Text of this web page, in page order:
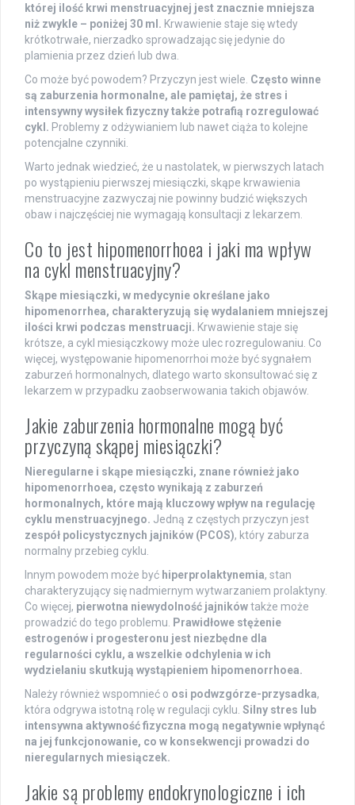
której ilość krwi menstruacyjnej jest znacznie mniejsza
niż zwykle – poniżej 30 ml. Krwawienie staje się wtedy
krótkotrwałe, nierzadko sprowadzając się jedynie do
plamienia przez dzień lub dwa.
Co może być powodem? Przyczyn jest wiele. Często winne
są zaburzenia hormonalne, ale pamiętaj, że stres i
intensywny wysiłek fizyczny także potrafią rozregulować
cykl. Problemy z odżywianiem lub nawet ciąża to kolejne
potencjalne czynniki.
Warto jednak wiedzieć, że u nastolatek, w pierwszych latach
po wystąpieniu pierwszej miesiączki, skąpe krwawienia
menstruacyjne zazwyczaj nie powinny budzić większych
obaw i najczęściej nie wymagają konsultacji z lekarzem.
Co to jest hipomenorrhoea i jaki ma wpływ
na cykl menstruacyjny?
Skąpe miesiączki, w medycynie określane jako
hipomenorrhea, charakteryzują się wydalaniem mniejszej
ilości krwi podczas menstruacji. Krwawienie staje się
krótsze, a cykl miesiączkowy może ulec rozregulowaniu. Co
więcej, występowanie hipomenorrhoi może być sygnałem
zaburzeń hormonalnych, dlatego warto skonsultować się z
lekarzem w przypadku zaobserwowania takich objawów.
Jakie zaburzenia hormonalne mogą być
przyczyną skąpej miesiączki?
Nieregularne i skąpe miesiączki, znane również jako
hipomenorrhoea, często wynikają z zaburzeń
hormonalnych, które mają kluczowy wpływ na regulację
cyklu menstruacyjnego. Jedną z częstych przyczyn jest
zespół policystycznych jajników (PCOS), który zaburza
normalny przebieg cyklu.
Innym powodem może być hiperprolaktynemia, stan
charakteryzujący się nadmiernym wytwarzaniem prolaktyny.
Co więcej, pierwotna niewydolność jajnikówtakże może
prowadzić do tego problemu. Prawidłowe stężenie
estrogenów i progesteronu jest niezbędne dla
regularności cyklu, a wszelkie odchylenia w ich
wydzielaniu skutkują wystąpieniem hipomenorrhoea.
Należy również wspomnieć o osi podwzgórze-przysadka,
która odgrywa istotną rolę w regulacji cyklu. Silny stres lub
intensywna aktywność fizyczna mogą negatywnie wpłynąć
na jej funkcjonowanie, co w konsekwencji prowadzi do
nieregularnych miesiączek.
Jakie są problemy endokrynologiczne i ich